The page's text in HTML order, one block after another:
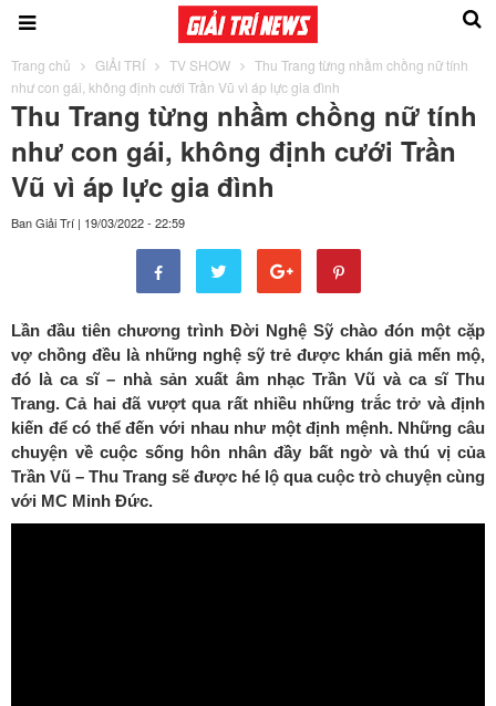
Trang chủ GIẢI TRÍ TV SHOW
Thu Trang từng nhầm chồng nữ tính
như con gái, không định cưới Trần Vũ vì áp lực gia đình
Thu Trang từng nhầm chồng nữ tính
như con gái, không định cưới Trần
Vũ vì áp lực gia đình
Ban Giải Trí | 19/03/2022 - 22:59
Lần đầu tiên chương trình Đời Nghệ Sỹ chào đón một cặp
vợ chồng đều là những nghệ sỹ trẻ được khán giả mến mộ,
đó là ca sĩ – nhà sản xuất âm nhạc Trần Vũ và ca sĩ Thu
Trang. Cả hai đã vượt qua rất nhiều những trắc trở và định
kiến để có thể đến với nhau như một định mệnh. Những câu
chuyện về cuộc sống hôn nhân đầy bất ngờ và thú vị của
Trần Vũ – Thu Trang sẽ được hé lộ qua cuộc trò chuyện cùng
với MC Minh Đức.